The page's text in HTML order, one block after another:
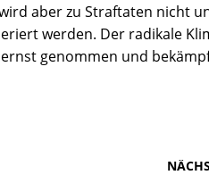
aber zu Straftaten nicht
werden. Der radikale
genommen und